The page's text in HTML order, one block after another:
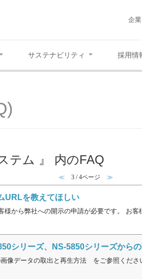
企
サステナビリティ 採用情
テム 』 内のFAQ
≪ 3 / 4ページ ≫
URLを教えてほしい
様から弊社への開示の申請が必要です。 お客
シリーズ、NS-5850シリーズから
像データの取出と再生方法 をご参照くださ